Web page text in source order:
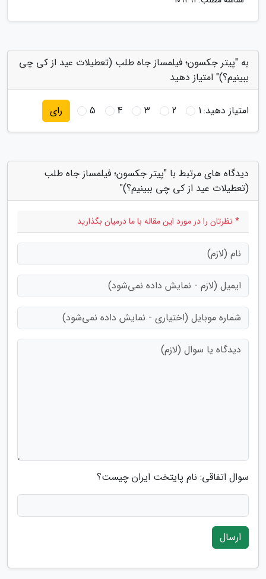
به "پیتر جکسون؛ فیلمساز جاه طلب (تعطیلات عید از کی چی
ببینیم؟)" امتیاز دهید
امتیاز دهید:1
2
3
4
5 رای
دیدگاه های مرتبط با "پیتر جکسون؛ فیلمساز جاه طلب
(تعطیلات عید از کی چی ببینیم؟)"
* نظرتان را در مورد این مقاله با ما درمیان بگذارید
سوال اتفاقی: نام پایتخت ایران چیست؟
ارسال